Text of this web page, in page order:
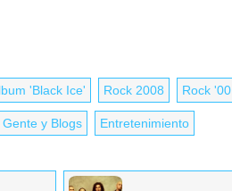
'Black Ice' Rock 2008 Rock '00
Gente y Blogs Entretenimiento